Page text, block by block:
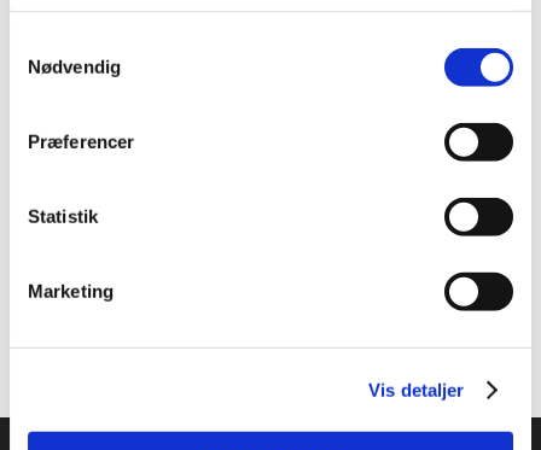
Nødvendig
Præferencer
Statistik
Marketing
Vis detaljer
badmintonaktiviteter.
Vi glæder os til at holde en badmintonfest sammen
Klik her for at komme til eventens officielle
billetter
Læs også meget mere om Thomas & Uber Cup her
i disse artikler: